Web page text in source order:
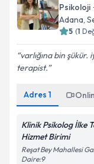
Psikoloji
Adana,
5 (1
varlığına bin
terapist.
Adres 1
Klinik Psikolog İlke
Hizmet Birimi
Reşat Bey Mahallesi
Daire:9